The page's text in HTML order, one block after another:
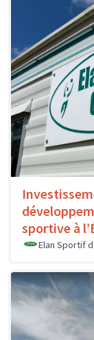
sportive à
Elan Sportif